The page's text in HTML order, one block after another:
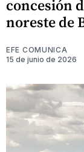
concesión
noreste de
EFE COMUNICA
15 de junio de 2026